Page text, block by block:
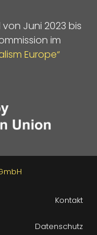
Juni 2023 bis
im
Europe“
Kontakt
Datenschutz